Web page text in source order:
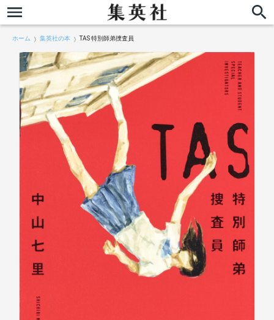
ホーム 集英社の本 TAS 特別師弟捜査員